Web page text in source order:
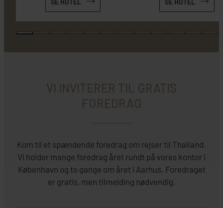
VI INVITERER TIL GRATIS
FOREDRAG
Kom til et spændende foredrag om rejser til Thailand.
Vi holder mange foredrag året rundt på vores kontor i
København og to gange om året i Aarhus. Foredraget
er gratis, men tilmelding nødvendig.